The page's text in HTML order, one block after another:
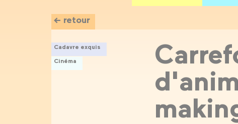
← retour
Cadavre exquis
Cinéma